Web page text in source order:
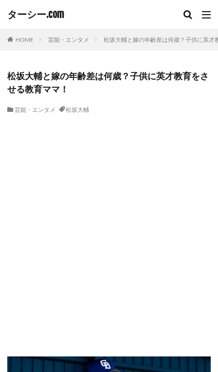
ターシー.com
HOME 芸能・エンタメ 松坂大輔と嫁の年齢差は何歳？子供に英才
松坂大輔と嫁の年齢差は何歳？子供に英才教育をさ
せる教育ママ！
芸能・エンタメ 松坂大輔